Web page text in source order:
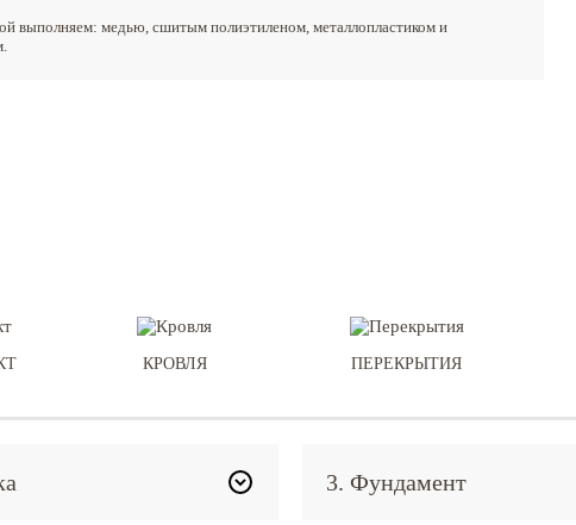
выполняем: медью, сшитым полиэтиленом, металлопластиком и
КРОВЛЯ ПЕРЕКРЫТИЯ
3. Фундамент